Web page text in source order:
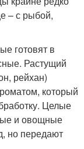
– с рыбой,
готовят в
Растущий
рейхан)
который
Целые
и овощные
но передают